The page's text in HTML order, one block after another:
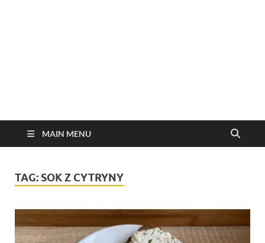
MAIN MENU
TAG: SOK Z CYTRYNY